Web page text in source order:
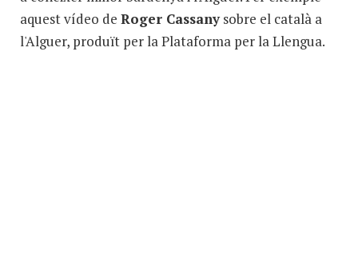
Per a saber-ne més...
aquest vídeo de Roger Cassanysobre el català a
l'Alguer, produït per la Plataforma per la Llengua.